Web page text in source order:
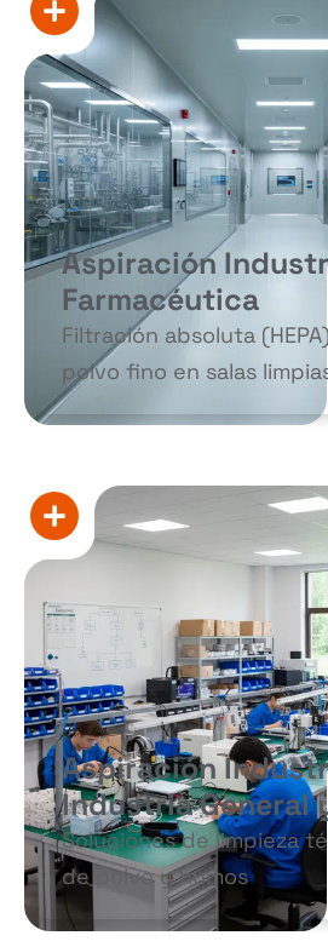
Aspiración
Farmacéutica
Filtración absoluta
polvo fino en salas
Aspiración
Industria General
Soluciones de limpieza
de polvo y humos